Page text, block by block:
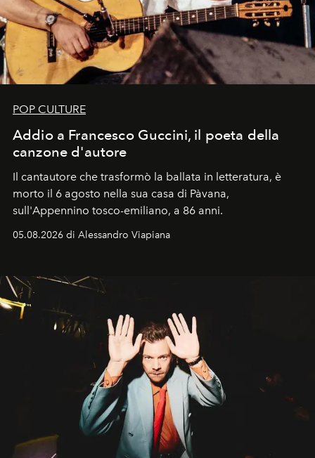
POP CULTURE
Addio a Francesco Guccini, il poeta della
canzone d'autore
Il cantautore che trasformò la ballata in letteratura, è
morto il 6 agosto nella sua casa di Pàvana,
sull'Appennino tosco-emiliano, a 86 anni.
05.08.2026 di Alessandro Viapiana